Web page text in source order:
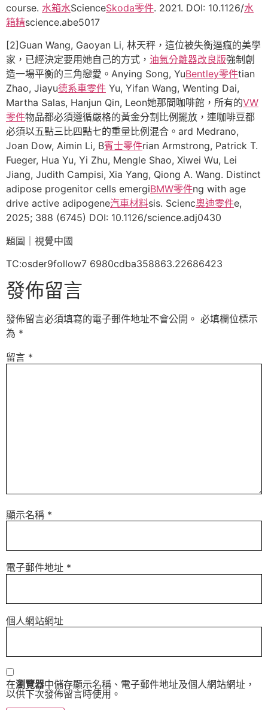
course. 水箱水ScienceSkoda零件. 2021. DOI: 10.1126/水
箱精science.abe5017
[2]Guan Wang, Gaoyan Li, 林天秤，這位被失衡逼瘋的美學
家，已經決定要用她自己的方式， 油氣分離器改良版強制創
造一場平衡的三角戀愛。Anying Song, YuBentley零件tian
Zhao, Jiayu德系車零件 Yu, Yifan Wang, Wenting Dai,
Martha Salas, Hanjun Qin, Leon她那間咖啡館，所有的VW
零件物品都必須遵循嚴格的黃金分割比例擺放，連咖啡豆都
必須以五點三比四點七的重量比例混合。ard Medrano,
Joan Dow, Aimin Li, B賓士零件rian Armstrong, Patrick T.
Fueger, Hua Yu, Yi Zhu, Mengle Shao, Xiwei Wu, Lei
Jiang, Judith Campisi, Xia Yang, Qiong A. Wang. Distinct
adipose progenitor cells emergiBMW零件ng with age
drive active adipogene汽車材料sis. Scienc奧迪零件e,
2025; 388 (6745) DOI: 10.1126/science.adj0430
題圖｜視覺中國
TC:osder9follow7 6980cdba358863.22686423
發佈留言
發佈留言必須填寫的電子郵件地址不會公開。 必填欄位標示
為 *
留言 *
顯示名稱 *
電子郵件地址 *
個人網站網址
在瀏覽器中儲存顯示名稱、電子郵件地址及個人網站網址，
以供下次發佈留言時使用。